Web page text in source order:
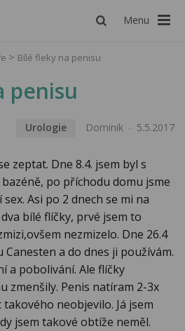
Menu
Bílé fleky na penisu
penisu
Urologie Dominik 5.5.2017
zeptat. Dne 8.4. jsem byl s
po příchodu domu jsme
Asi po 2 dnech se mi na
bílé flíčky, prvé jsem to
nezmizelo. Dne 26.4
a do dnes ji používám.
a pobolivání. Ale flíčky
zmenšily. Penis natíram 2-3x
neobjevilo. Já jsem
jsem takové obtíže neměl.